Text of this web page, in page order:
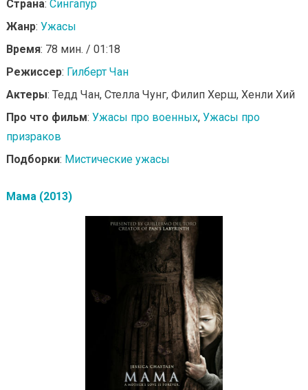
Страна: Сингапур
Жанр: Ужасы
Время: 78 мин. / 01:18
Режиссер: Гилберт Чан
Актеры: Тедд Чан, Стелла Чунг, Филип Херш, Хенли Хий
Про что фильм: Ужасы про военных, Ужасы про
призраков
Подборки: Мистические ужасы
Мама (2013)